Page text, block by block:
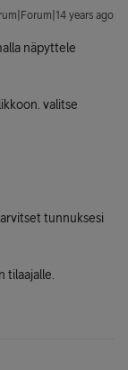
years ago
näpyttele
valitse
tunnuksesi
tilaajalle.